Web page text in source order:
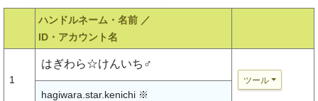
ハンドルネーム・名前 ／
ID・アカウント名
1
はぎわら☆けんいち♂
ツール
hagiwara.star.kenichi ※